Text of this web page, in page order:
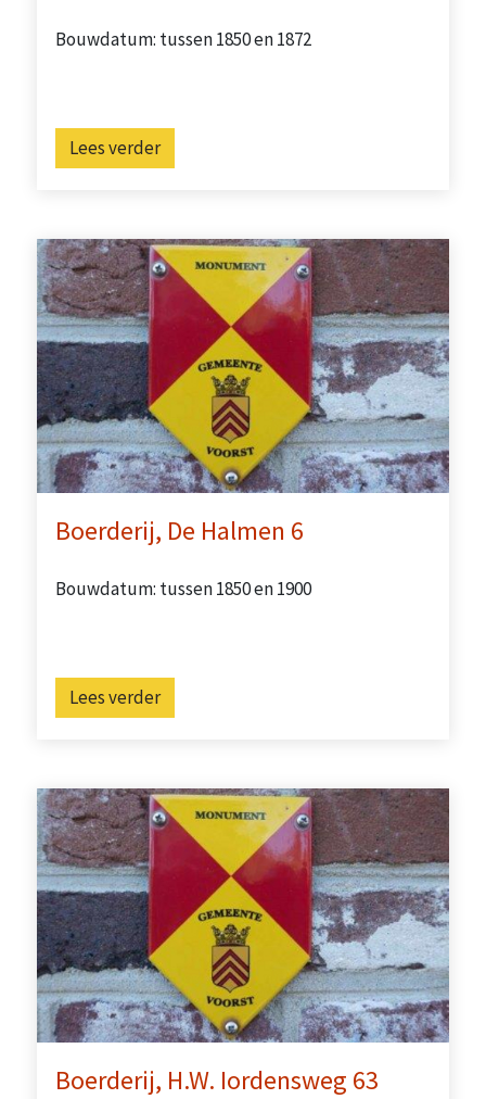
Bouwdatum: tussen 1850 en 1872
Lees verder
Boerderij, De Halmen 6
Bouwdatum: tussen 1850 en 1900
Lees verder
Boerderij, H.W. Iordensweg 63